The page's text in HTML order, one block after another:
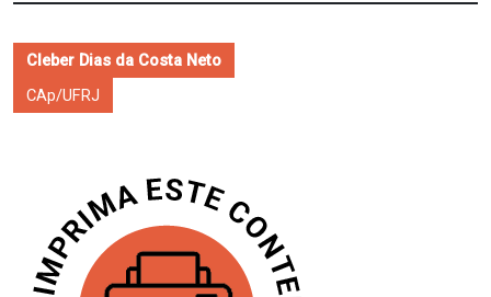
Cleber Dias da Costa Neto
CAp/UFRJ